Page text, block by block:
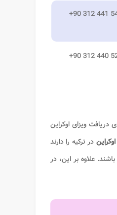
+90 312 441
+90 312 440
دریافت ویزای اوکراین
در ترکیه را دارند
علاوه بر این، در